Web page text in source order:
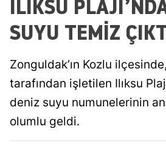
ILIKSU
SUYU TEMİZ
Zonguldak’ın Kozlu
tarafından işletilen Ilıksu
deniz suyu numunelerinin
olumlu geldi.